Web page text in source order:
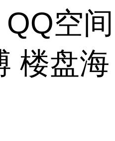
QQ空间
楼盘海